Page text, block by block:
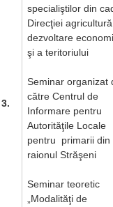
3.
specialiştilor din
Direcţiei
dezvoltare
şi a teritoriului
Seminar organizat
către Centrul de
Informare pentru
Autorităţile Locale
pentru primarii din
raionul Străşeni
Seminar teoretic
„Modalităţi de